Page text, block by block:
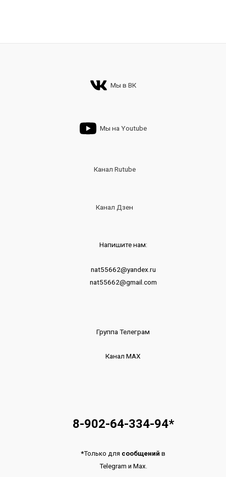
Мы в ВК
Мы на Youtube
Канал Rutube
Канал Дзен
Напишите нам:
nat55662@yandex.ru
nat55662@gmail.com
Группа Телеграм
Канал МАХ
8-902-64-334-94*
*Только для сообщений в
Telegram и Max.